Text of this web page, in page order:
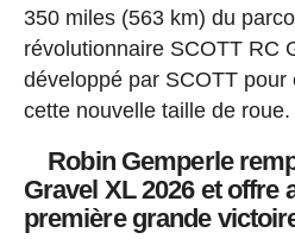
350 miles (563 km) du
révolutionnaire SCOTT RC
développé par SCOTT
cette nouvelle taille de roue.
Robin Gemperle
Gravel XL 2026 et offre
première grande